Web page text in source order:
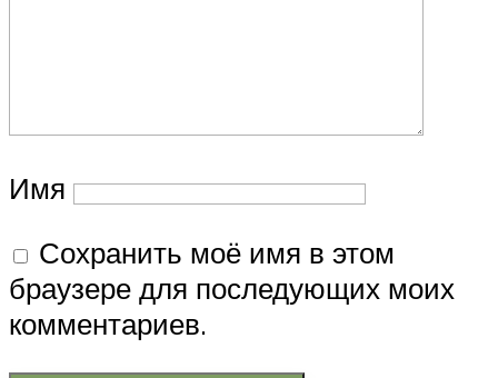
Имя
Сохранить моё имя в этом
браузере для последующих моих
комментариев.